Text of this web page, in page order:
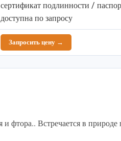
сертификат подлинности /
доступна по запросу
Запросить цену →
фтора.. Встречается в